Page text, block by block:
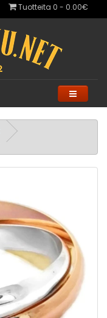
Tuotteita 0 - 0.00€